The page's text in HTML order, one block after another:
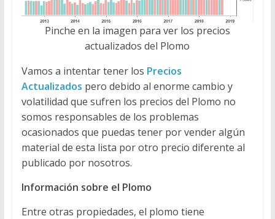
Pinche en la imagen para ver los precios
actualizados del Plomo
Vamos a intentar tener los Precios
Actualizados pero debido al enorme cambio y
volatilidad que sufren los precios del Plomo no
somos responsables de los problemas
ocasionados que puedas tener por vender algún
material de esta lista por otro precio diferente al
publicado por nosotros.
Información sobre el Plomo
Entre otras propiedades, el plomo tiene